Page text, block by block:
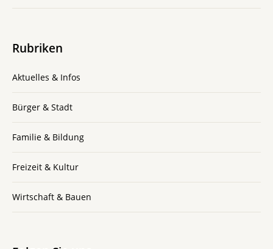
Rubriken
Aktuelles & Infos
Bürger & Stadt
Familie & Bildung
Freizeit & Kultur
Wirtschaft & Bauen